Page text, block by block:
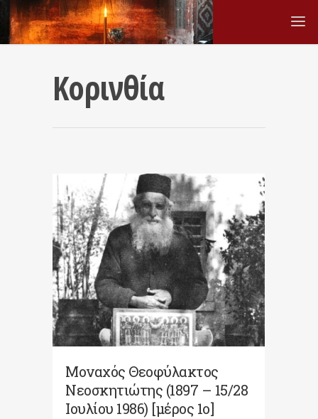
Κορινθία
Μοναχός Θεοφύλακτος
Νεοσκητιώτης (1897 – 15/28
Ιουλίου 1986) [μέρος 1ο]